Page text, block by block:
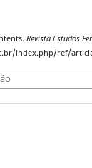
Revista Estudos
index.php/ref/